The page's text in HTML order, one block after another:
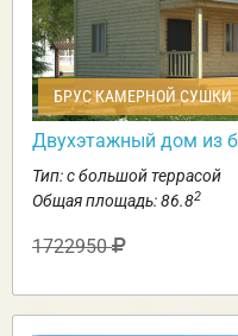
БРУС КАМЕРНОЙ СУШКИ
Двухэтажный дом из
Тип: с большой террасой
Общая площадь: 86.82
1722950